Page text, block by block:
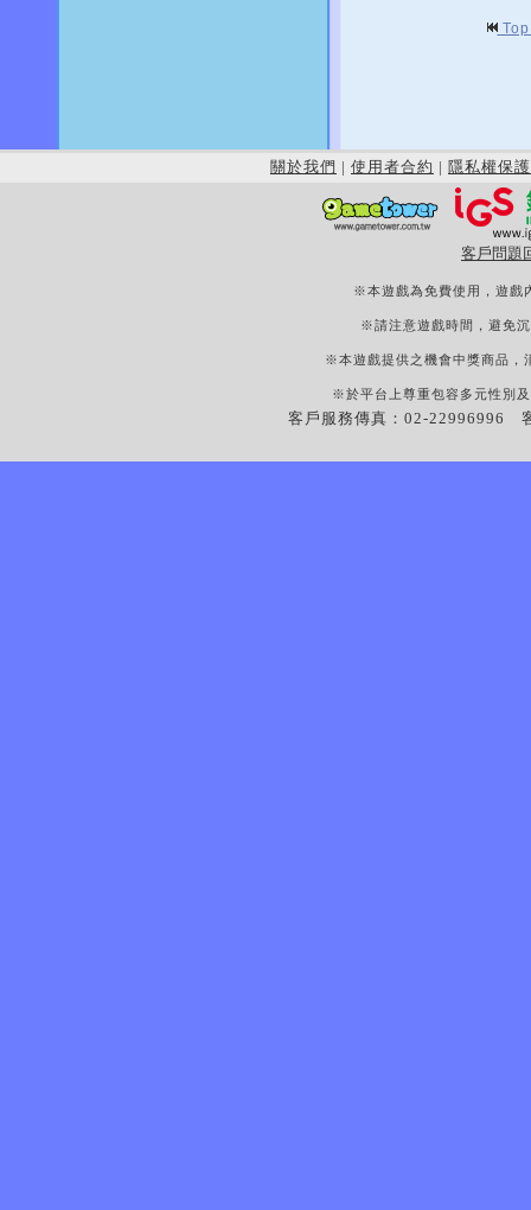
關於我們 | 使用者合約 | 隱私權保護
客戶問題
※本遊戲為免費使用，遊戲
※請注意遊戲時間，避免
※本遊戲提供之機會中獎商品，
※於平台上尊重包容多元性別
客戶服務傳真：02-22996996